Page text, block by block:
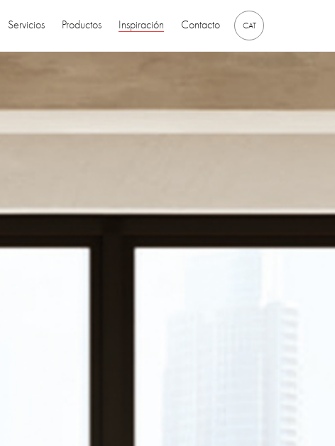
Servicios Productos Inspiración Contacto CAT